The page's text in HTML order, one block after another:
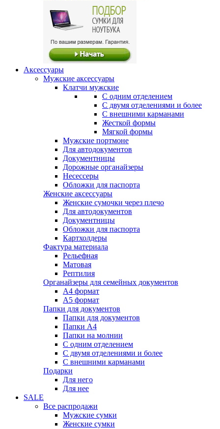
Аксессуары
Мужские аксессуары
Клатчи мужские
С одним отделением
С двумя отделениями и более
С внешними карманами
Жесткой формы
Мягкой формы
Мужские портмоне
Для автодокументов
Документницы
Дорожные органайзеры
Несессеры
Обложки для паспорта
Женские аксессуары
Женские сумочки через плечо
Для автодокументов
Документницы
Обложки для паспорта
Картхолдеры
Фактура материала
Рельефная
Матовая
Рептилия
Органайзеры для семейных документов
А4 формат
А5 формат
Папки для документов
Папки для документов
Папки А4
Папки на молнии
С одним отделением
С двумя отделениями и более
С внешними карманами
Подарки
Для него
Для нее
SALE
Все распродажи
Мужские сумки
Женские сумки